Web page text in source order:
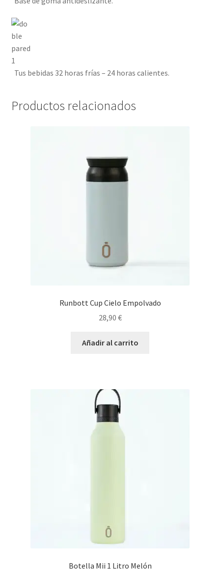
Tus bebidas 32 horas frías – 24 horas calientes.
Productos relacionados
Runbott Cup Cielo Empolvado
28,90 €
Añadir al carrito
Botella Mii 1 Litro Melón